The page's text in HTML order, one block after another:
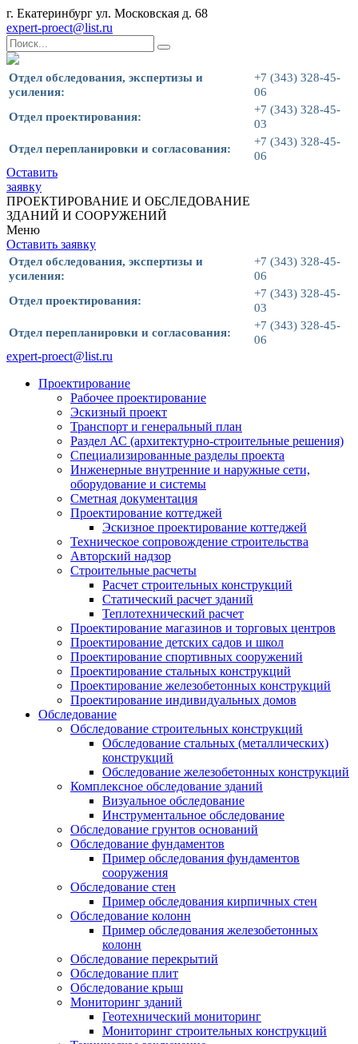
г. Екатеринбург ул. Московская д. 68
expert-proect@list.ru
Отдел обследования, экспертизы и
усиления:
+7 (343) 328-45-
06
Отдел проектирования:
+7 (343) 328-45-
03
Отдел перепланировки и согласования:
+7 (343) 328-45-
06
Оставить
заявку
ПРОЕКТИРОВАНИЕ И ОБСЛЕДОВАНИЕ
ЗДАНИЙ И СООРУЖЕНИЙ
Меню
Оставить заявку
Отдел обследования, экспертизы и
усиления:
+7 (343) 328-45-
06
Отдел проектирования:
+7 (343) 328-45-
03
Отдел перепланировки и согласования:
+7 (343) 328-45-
06
expert-proect@list.ru
Проектирование
Рабочее проектирование
Эскизный проект
Транспорт и генеральный план
Раздел АС (архитектурно-строительные решения)
Специализированные разделы проекта
Инженерные внутренние и наружные сети,
оборудование и системы
Сметная документация
Проектирование коттеджей
Эскизное проектирование коттеджей
Техническое сопровождение строительства
Авторский надзор
Строительные расчеты
Расчет строительных конструкций
Статический расчет зданий
Теплотехнический расчет
Проектирование магазинов и торговых центров
Проектирование детских садов и школ
Проектирование спортивных сооружений
Проектирование стальных конструкций
Проектирование железобетонных конструкций
Проектирование индивидуальных домов
Обследование
Обследование строительных конструкций
Обследование стальных (металлических)
конструкций
Обследование железобетонных конструкций
Комплексное обследование зданий
Визуальное обследование
Инструментальное обследование
Обследование грунтов оснований
Обследование фундаментов
Пример обследования фундаментов
сооружения
Обследование стен
Пример обследования кирпичных стен
Обследование колонн
Пример обследования железобетонных
колонн
Обследование перекрытий
Обследование плит
Обследование крыш
Мониторинг зданий
Геотехнический мониторинг
Мониторинг строительных конструкций